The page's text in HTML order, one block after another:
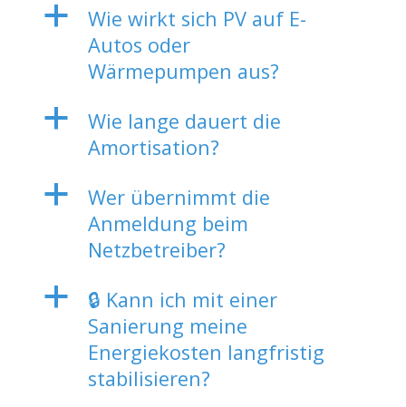
a
Wie wirkt sich PV auf E-
Autos oder
Wärmepumpen aus?
a
Wie lange dauert die
Amortisation?
a
Wer übernimmt die
Anmeldung beim
Netzbetreiber?
a
🔒 Kann ich mit einer
Sanierung meine
Energiekosten langfristig
stabilisieren?